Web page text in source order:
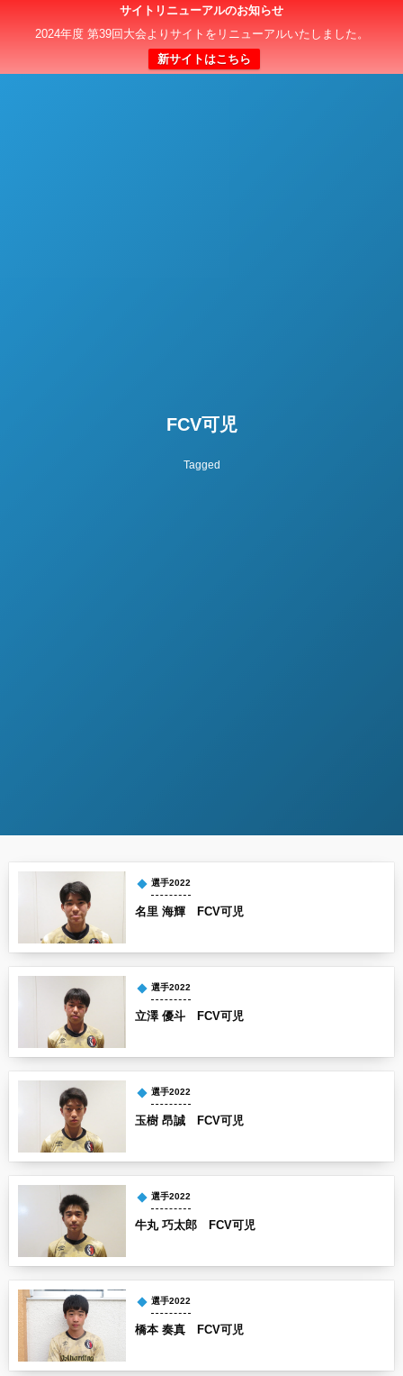
サイトリニューアルのお知らせ
2024年度 第39回大会よりサイトをリニューアルいたしました。
新サイトはこちら
日本クラブユースサッカー選手権（U-15）大会
FCV可児
Tagged
選手2022
名里 海輝 FCV可児
選手2022
立澤 優斗 FCV可児
選手2022
玉樹 昂誠 FCV可児
選手2022
牛丸 巧太郎 FCV可児
選手2022
橋本 奏真 FCV可児